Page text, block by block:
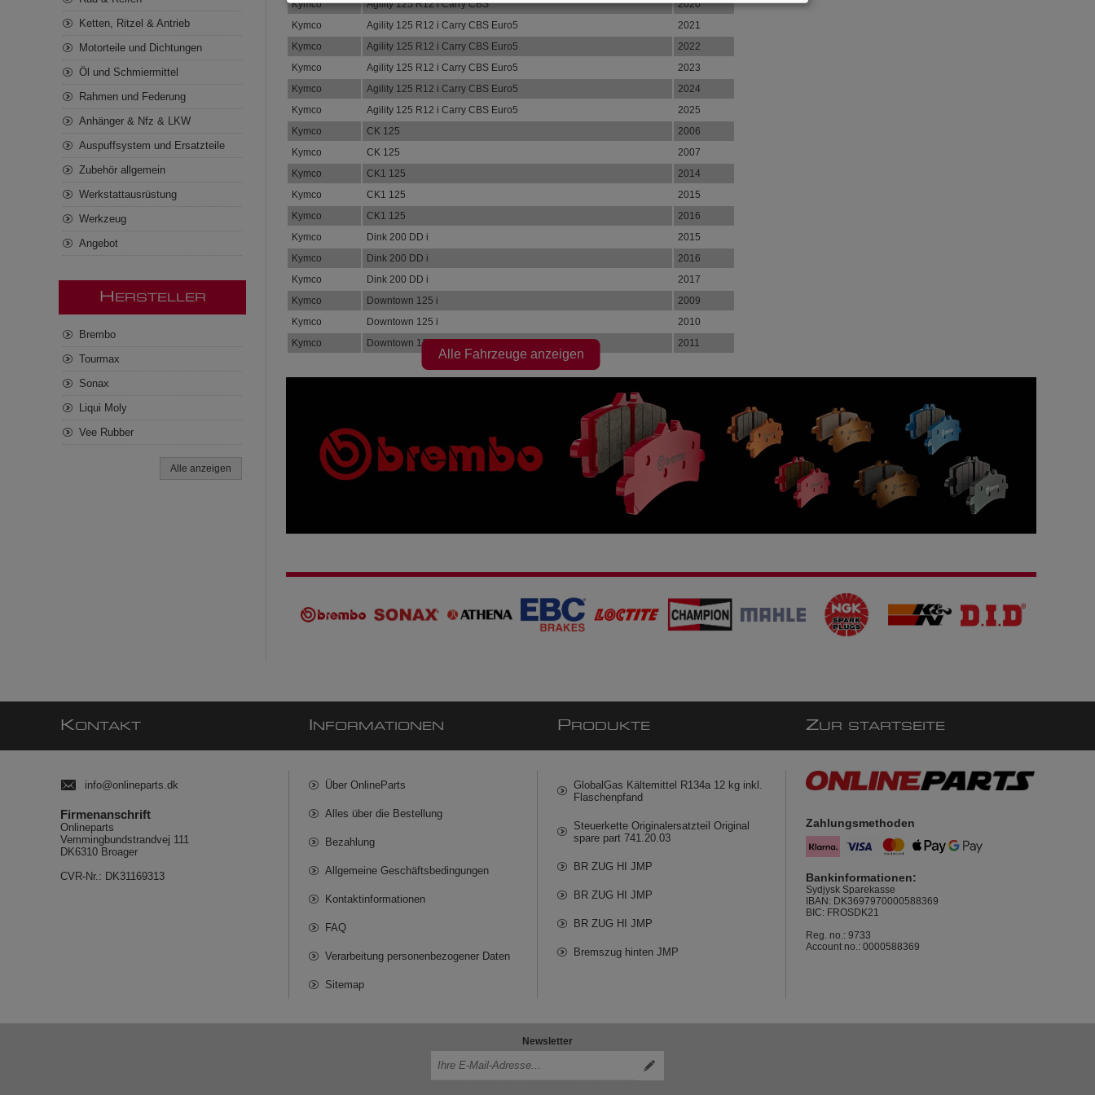
Kymco
Agility 125 R12 i Carry CBS
2020
Kymco
Agility 125 R12 i Carry CBS Euro5
2021
Kymco
Agility 125 R12 i Carry CBS Euro5
2022
Kymco
Agility 125 R12 i Carry CBS Euro5
2023
Kymco
Agility 125 R12 i Carry CBS Euro5
2024
Kymco
Agility 125 R12 i Carry CBS Euro5
2025
Kymco
CK 125
2006
Kymco
CK 125
2007
Kymco
CK1 125
2014
Kymco
CK1 125
2015
Kymco
CK1 125
2016
Kymco
Dink 200 DD i
2015
Kymco
Dink 200 DD i
2016
Kymco
Dink 200 DD i
2017
Kymco
Downtown 125 i
2009
Kymco
Downtown 125 i
2010
Kymco
Downtown 125 i 2011
Alle Fahrzeuge anzeigen
Ketten, Ritzel & Antrieb
Motorteile und Dichtungen
Öl und Schmiermittel
Rahmen und Federung
Anhänger & Nfz & LKW
Auspuffsystem und Ersatzteile
Zubehör allgemein
Werkstattausrüstung
Werkzeug
Angebot
H ERSTELLER
Brembo
Tourmax
Sonax
Liqui Moly
Vee Rubber
Alle anzeigen
KONTAKT
info@onlineparts.dk
Firmenanschrift
Onlineparts
Vemmingbundstrandvej 111
DK6310 Broager
CVR-Nr.: DK31169313
NFORMATIONEN
Über OnlineParts
Alles über die Bestellung
Bezahlung
Allgemeine Geschäftsbedingungen
Kontaktinformationen
FAQ
Verarbeitung personenbezogener Daten
Sitemap
P RODUKTE
GlobalGas Kältemittel R134a 12 kg inkl.
Flaschenpfand
Steuerkette Originalersatzteil Original
spare part 741.20.03
BR ZUG HI JMP
BR ZUG HI JMP
BR ZUG HI JMP
Bremszug hinten JMP
ZUR STARTSEITE
Zahlungsmethoden
Bankinformationen:
Sydjysk Sparekasse
IBAN: DK3697970000588369
BIC: FROSDK21
Reg. no.: 9733
Account no.: 0000588369
Newsletter